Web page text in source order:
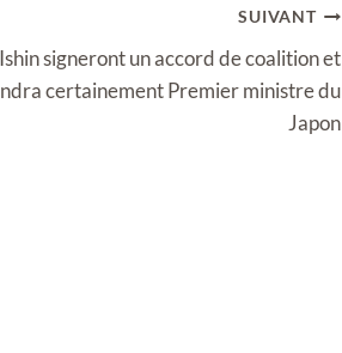
SUIVANT
signeront un accord de coalition et
certainement Premier ministre du
Japon